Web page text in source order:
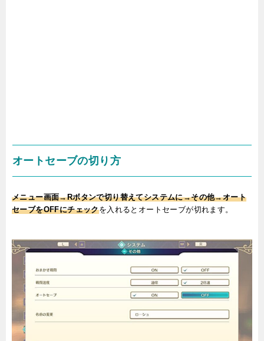
オートセーブの切り方
メニュー画面→Rボタンで切り替えてシステムに→その他→オート
セーブをOFFにチェックを入れるとオートセーブが切れます。